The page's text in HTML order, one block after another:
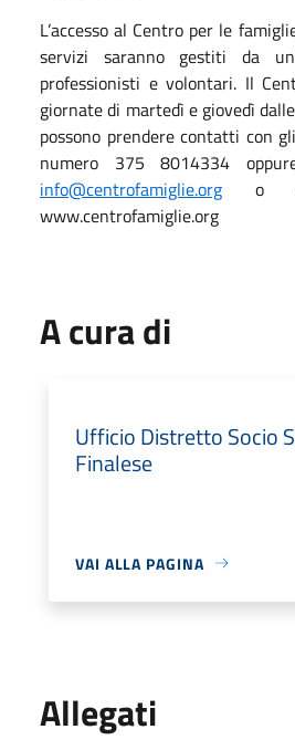
L’accesso al Centro per le
servizi saranno gestiti da
professionisti e volontari. Il
giornate di martedì e giovedì
possono prendere contatti con
numero 375 8014334
info@centrofamiglie.org o
www.centrofamiglie.org
A cura di
Ufficio Distretto Socio
Finalese
VAI ALLA PAGINA
Allegati